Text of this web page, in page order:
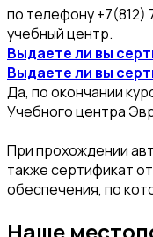
по телефону +7(812)
учебный центр.
Выдаете ли вы
Выдаете ли вы
Да, по окончании
Учебного центра
При прохождении
также сертификат
обеспечения, по
Наше